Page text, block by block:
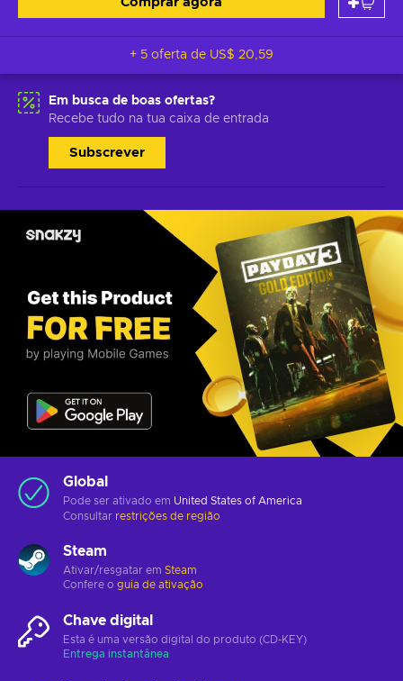
+ 5 oferta de US$ 20,59
Em busca de boas ofertas?
Recebe tudo na tua caixa de entrada
Subscrever
Global
Pode ser ativado em United States of America
Consultar restrições de região
Steam
Ativar/resgatar em Steam
Confere o guia de ativação
Chave digital
Esta é uma versão digital do produto (CD-KEY)
Entrega instantânea